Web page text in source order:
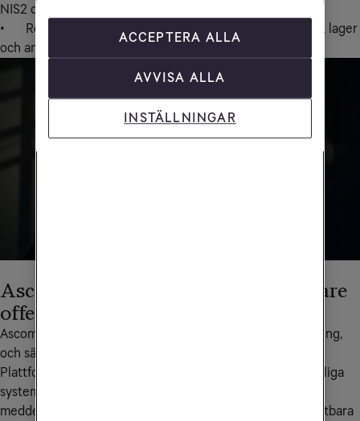
NIS2 och säkerhetsskydd
•	Robusta kommunikationssystem för sjukhus, industri, lager
och andra krävande miljöer
Ascom Unite Platform - för effektivare
offentliga verksamheter
Ascom Unite kopplar ihop människor, system och utrustning,
och säkerställer att viktig information alltid når fram.
Plattformen samlar in data och händelser från dina befintliga
system och förvandlar dem till tydliga larm, uppgifter och
meddelanden. För dig som användare innebär det här mätbara
ACCEPTERA ALLA
AVVISA ALLA
INSTÄLLNINGAR